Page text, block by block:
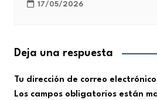
17/05/2026
Deja una respuesta
Tu dirección de correo
Los campos obligatorios están